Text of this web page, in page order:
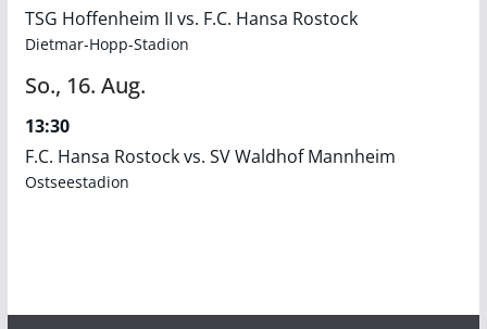
TSG Hoffenheim II vs. F.C. Hansa Rostock
Dietmar-Hopp-Stadion
So., 16. Aug.
13:30
F.C. Hansa Rostock vs. SV Waldhof Mannheim
Ostseestadion